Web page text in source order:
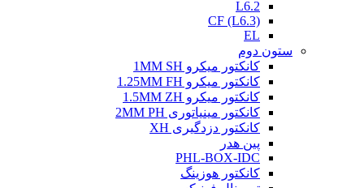
L6.2
CF (L6.3)
EL
ستون دوم
کانکتور میکرو 1MM SH
کانکتور میکرو 1.25MM FH
کانکتور میکرو 1.5MM ZH
کانکتور مینیاتوری 2MM PH
کانکتور دزدگیری XH
پین هدر
PHL-BOX-IDC
کانکتور هوزینگ